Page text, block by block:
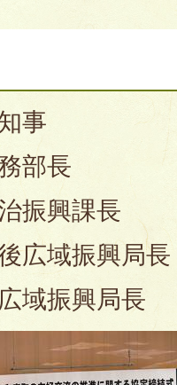
事
部長
振興課長
広域振興局長
域振興局長